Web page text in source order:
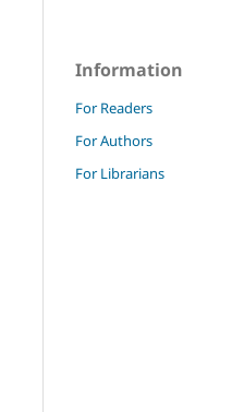
Information
For Readers
For Authors
For Librarians